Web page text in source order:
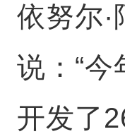
依努尔·
说：“
开发了